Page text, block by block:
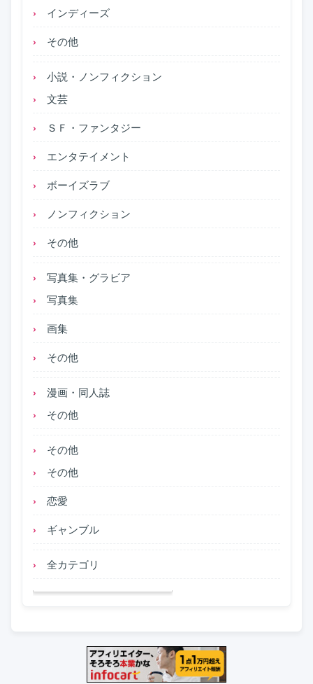
インディーズ
その他
小説・ノンフィクション
文芸
ＳＦ・ファンタジー
エンタテイメント
ボーイズラブ
ノンフィクション
その他
写真集・グラビア
写真集
画集
その他
漫画・同人誌
その他
その他
その他
恋愛
ギャンブル
全カテゴリ